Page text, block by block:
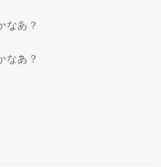
なあ？
なあ？